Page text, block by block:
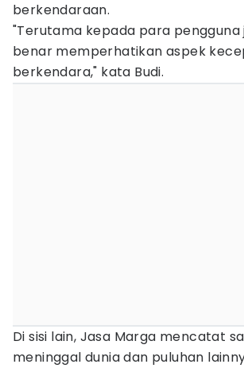
berkendaraan.
"Terutama kepada para
benar memperhatikan aspek
berkendara," kata Budi.
Di sisi lain, Jasa Marga mencatat
meninggal dunia dan puluhan